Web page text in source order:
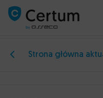
Strona główna